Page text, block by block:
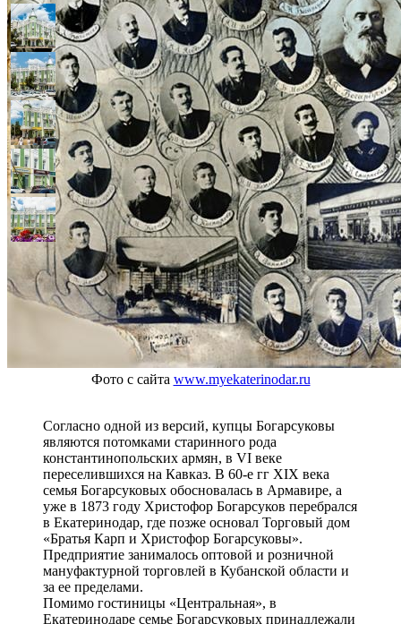
Фото с сайта www.myekaterinodar.ru
Согласно одной из версий, купцы Богарсуковы
являются потомками старинного рода
константинопольских армян, в VI веке
переселившихся на Кавказ. В 60-е гг XIX века
семья Богарсуковых обосновалась в Армавире, а
уже в 1873 году Христофор Богарсуков перебрался
в Екатеринодар, где позже основал Торговый дом
«Братья Карп и Христофор Богарсуковы».
Предприятие занималось оптовой и розничной
мануфактурной торговлей в Кубанской области и
за ее пределами.
Помимо гостиницы «Центральная», в
Екатеринодаре семье Богарсуковых принадлежали